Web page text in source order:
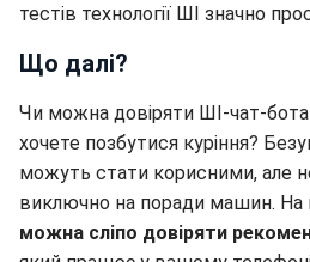
тестів технології ШІ значно
Що далі?
Чи можна довіряти ШІ-чат-
хочете позбутися куріння?
можуть стати корисними, але
виключно на поради машин. На
можна сліпо довіряти